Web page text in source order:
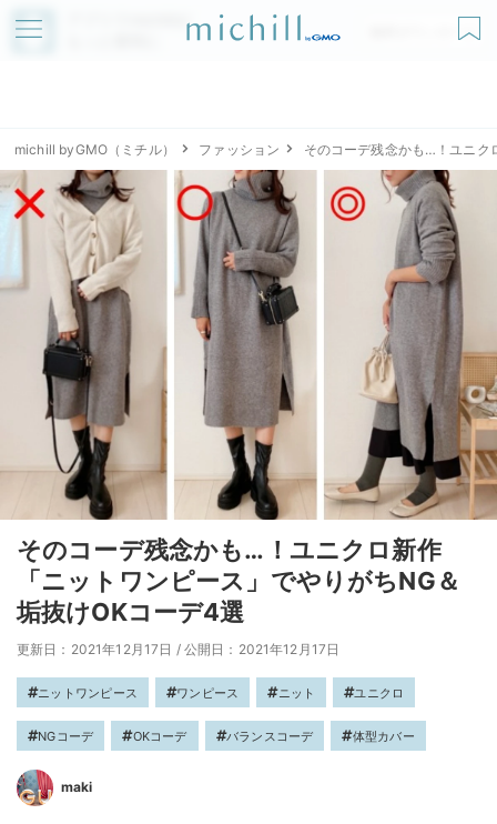
アプリでmichillが
無料ダウンロード
michill byGMO（ミチル） ファッション そのコーデ残念かも…！ユニク
そのコーデ残念かも…！ユニクロ新作
「ニットワンピース」でやりがちNG＆
垢抜けOKコーデ4選
更新日：2021年12月17日 / 公開日：2021年12月17日
ニットワンピース ワンピース ニット ユニクロ
NGコーデ OKコーデ バランスコーデ 体型カバー
maki